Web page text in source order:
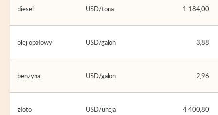
diesel USD/tona 1 184,00
olej opałowy USD/galon 3,88
benzyna USD/galon 2,96
złoto USD/uncja 4 400,80